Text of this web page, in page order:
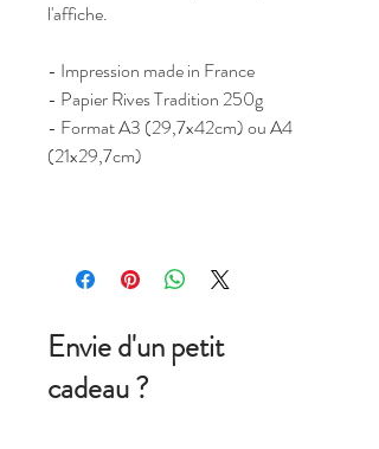
l'affiche.
- Impression made in France
- Papier Rives Tradition 250g
- Format A3 (29,7x42cm) ou A4
(21x29,7cm)
Envie d'un petit
cadeau ?